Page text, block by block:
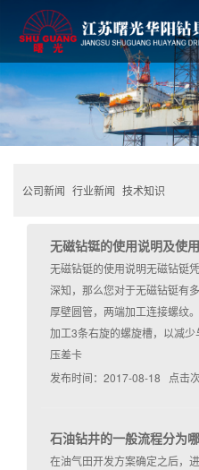
公司新闻 行业新闻 技术知识
无磁钻铤的使用说明及使
无磁钻铤的使用说明无磁钻铤
深知，那么您对于无磁钻铤有
厚壁圆管，两端加工连接螺纹
加工3条右旋的螺旋槽，以减
压差卡
发布时间：2017-08-18 点击
石油钻井的一般流程分为
在油气田开发方案确定之后，